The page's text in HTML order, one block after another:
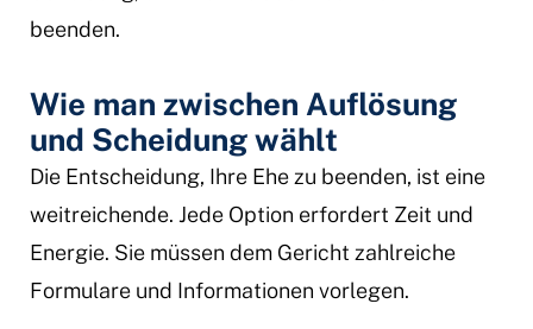
beenden.
Wie man zwischen Auflösung
und Scheidung wählt
Die Entscheidung, Ihre Ehe zu beenden, ist eine
weitreichende. Jede Option erfordert Zeit und
Energie. Sie müssen dem Gericht zahlreiche
Formulare und Informationen vorlegen.